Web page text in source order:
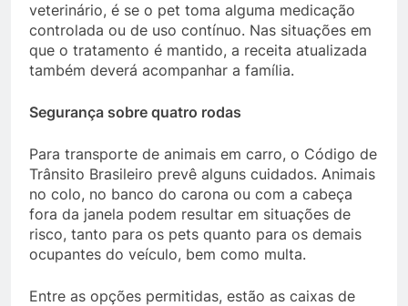
veterinário, é se o pet toma alguma medicação
controlada ou de uso contínuo. Nas situações em
que o tratamento é mantido, a receita atualizada
também deverá acompanhar a família.
Segurança sobre quatro rodas
Para transporte de animais em carro, o Código de
Trânsito Brasileiro prevê alguns cuidados. Animais
no colo, no banco do carona ou com a cabeça
fora da janela podem resultar em situações de
risco, tanto para os pets quanto para os demais
ocupantes do veículo, bem como multa.
Entre as opções permitidas, estão as caixas de